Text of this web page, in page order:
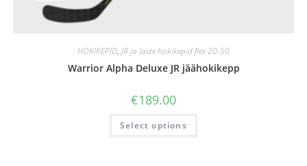
HOKIKEPID, JR ja laste hokikepid flex 20-50
Warrior Alpha Deluxe JR jäähokikepp
€189.00
Select options